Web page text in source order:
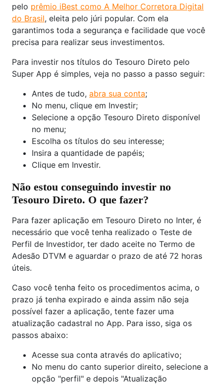
pelo prêmio iBest como A Melhor Corretora Digital
do Brasil, eleita pelo júri popular. Com ela
garantimos toda a segurança e facilidade que você
precisa para realizar seus investimentos.
Para investir nos títulos do Tesouro Direto pelo
Super App é simples, veja no passo a passo seguir:
Antes de tudo, abra sua conta;
No menu, clique em Investir;
Selecione a opção Tesouro Direto disponível
no menu;
Escolha os títulos do seu interesse;
Insira a quantidade de papéis;
Clique em Investir.
Não estou conseguindo investir no
Tesouro Direto. O que fazer?
Para fazer aplicação em Tesouro Direto no Inter, é
necessário que você tenha realizado o Teste de
Perfil de Investidor, ter dado aceite no Termo de
Adesão DTVM e aguardar o prazo de até 72 horas
úteis.
Caso você tenha feito os procedimentos acima, o
prazo já tenha expirado e ainda assim não seja
possível fazer a aplicação, tente fazer uma
atualização cadastral no App. Para isso, siga os
passos abaixo:
Acesse sua conta através do aplicativo;
No menu do canto superior direito, selecione a
opção "perfil" e depois "Atualização